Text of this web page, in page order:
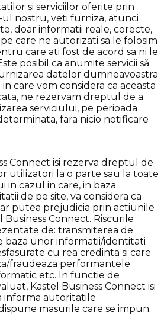
si serviciilor oferite prin
nostru, veti furniza, atunci
doar informatii reale, corecte,
care ne autorizati sa le folosim
care ati fost de acord sa ni le
posibil ca anumite servicii să
datelor dumneavoastra
care vom considera ca aceasta
ne rezervam dreptul de a
serviciului, pe perioada
fara nicio notificare
Connect isi rezerva dreptul de
utilizatori la o parte sau la toate
cazul in care, in baza
de pe site, va considera ca
putea prejudicia prin actiunile
Business Connect. Riscurile
de: transmiterea de
baza unor informatii/identitati
cu rea credinta si care
fraudeaza performantele
etc. In functie de
Kastel Business Connect isi
informa autoritatile
masurile care se impun.